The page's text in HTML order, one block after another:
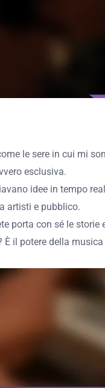
le sere in cui mi
esclusiva.
idee in tempo
artisti e pubblico.
porta con sé le storie
il potere della